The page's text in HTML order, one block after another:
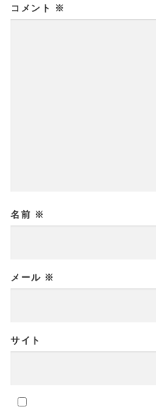
コメント ※
名前 ※
メール ※
サイト